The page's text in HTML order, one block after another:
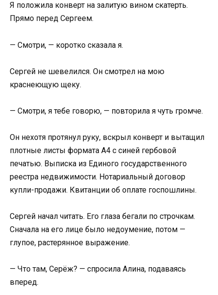
Я положила конверт на залитую вином скатерть.
Прямо перед Сергеем.
— Смотри, — коротко сказала я.
Сергей не шевелился. Он смотрел на мою
краснеющую щеку.
— Смотри, я тебе говорю, — повторила я чуть громче.
Он нехотя протянул руку, вскрыл конверт и вытащил
плотные листы формата А4 с синей гербовой
печатью. Выписка из Единого государственного
реестра недвижимости. Нотариальный договор
купли-продажи. Квитанции об оплате госпошлины.
Сергей начал читать. Его глаза бегали по строчкам.
Сначала на его лице было недоумение, потом —
глупое, растерянное выражение.
— Что там, Серёж? — спросила Алина, подаваясь
вперед.